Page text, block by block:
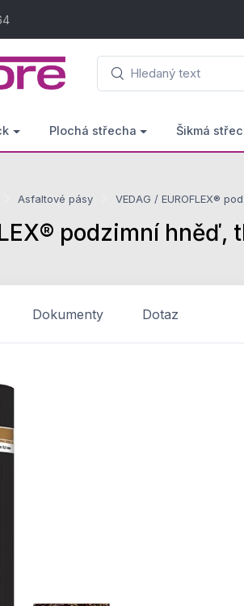
Plochá střecha Šikmá
Asfaltové pásy VEDAG / EUROFLEX®
podzimní hněď,
Dokumenty Dotaz